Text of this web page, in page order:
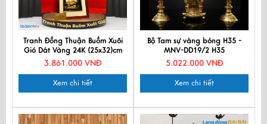
Tranh Đồng Thuận Buồm Xuôi
Gió Dát Vàng 24K (25x32)cm
TD239-1
3.861.000 VNĐ
Xem chi tiết
Bộ Tam sự vàng bóng H35 -
MNV-DD19/2 H35
5.022.000 VNĐ
Xem chi tiết